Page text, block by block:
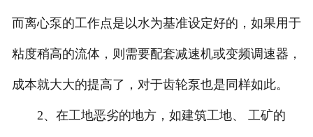
而离心泵的工作点是以水为基准设定好的，如果用于
粘度稍高的流体，则需要配套减速机或变频调速器，
成本就大大的提高了，对于齿轮泵也是同样如此。
2、在工地恶劣的地方，如建筑工地、 工矿的